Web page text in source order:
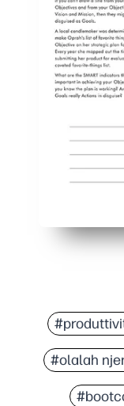
#olalah